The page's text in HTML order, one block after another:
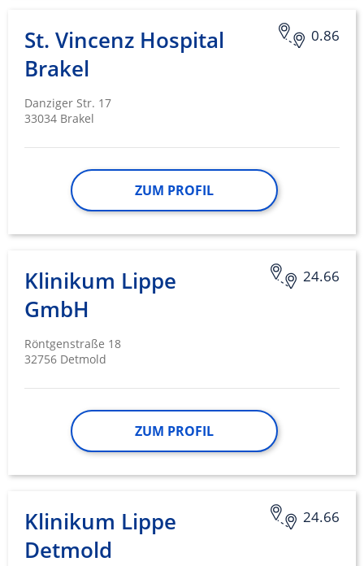
0.86
St. Vincenz Hospital
Brakel
Danziger Str. 17
33034 Brakel
ZUM PROFIL
24.66
Klinikum Lippe
GmbH
Röntgenstraße 18
32756 Detmold
ZUM PROFIL
24.66
Klinikum Lippe
Detmold
Funktional